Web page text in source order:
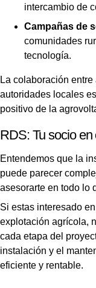
intercambio de
Campañas de
comunidades
tecnología.
La colaboración
autoridades locales
positivo de la
RDS: Tu socio
Entendemos que la
puede parecer
asesorarte en todo lo
Si estas interesado
explotación agrícola,
cada etapa del
instalación y el
eficiente y rentable.